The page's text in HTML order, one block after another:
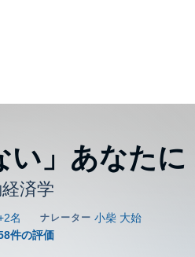
い」あなたに
済学